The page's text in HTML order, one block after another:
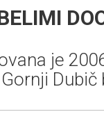
je
Dubič